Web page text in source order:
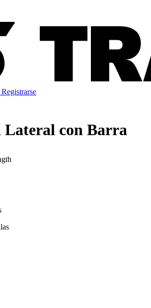
Lateral con Barra